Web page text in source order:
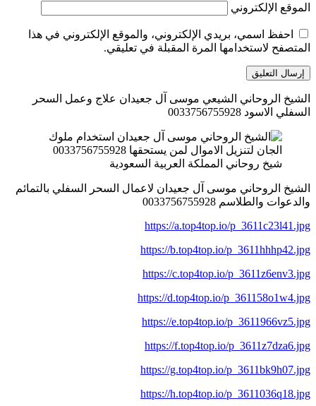
الموقع الإلكتروني
احفظ اسمي، بريدي الإلكتروني، والموقع الإلكتروني في هذا
المتصفح لاستخدامها المرة المقبلة في تعليقي.
الشيخ الروحاني الشيعي موسى آل جعيدان علاج وعمل السحر
السفلي الاسود 0033756755928
شيخ روحاني المملكة العربية السعودية
الشيخ الروحاني موسى آل جعيدان لاعمال السحر السفلي بالتمائم
والدعوات والطلاسم 0033756755928
https://a.top4top.io/p_3611c23l41.jpg
https://b.top4top.io/p_3611hhhp42.jpg
https://c.top4top.io/p_3611z6env3.jpg
https://d.top4top.io/p_361158o1w4.jpg
https://e.top4top.io/p_3611966vz5.jpg
https://f.top4top.io/p_3611z7dza6.jpg
https://g.top4top.io/p_3611bk9h07.jpg
https://h.top4top.io/p_3611036q18.jpg